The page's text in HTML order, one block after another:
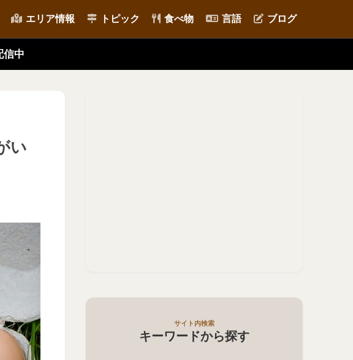
エリア情報 トピック 食べ物 言語 ブログ
信中
い
サイト内検索
キーワードから探す